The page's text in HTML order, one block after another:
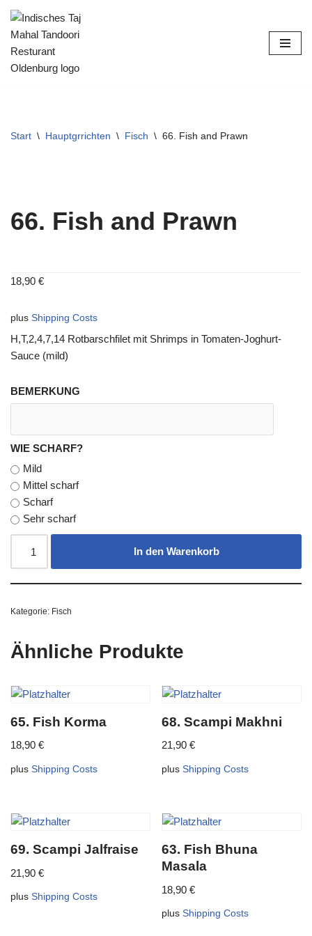
Zum
Inhalt
springen
Start \ Hauptgrrichten \ Fisch \ 66. Fish and Prawn
66. Fish and Prawn
18,90 €
plus Shipping Costs
H,T,2,4,7,14 Rotbarschfilet mit Shrimps in Tomaten-Joghurt-
Sauce (mild)
BEMERKUNG
WIE SCHARF?
Mild
Mittel scharf
Scharf
Sehr scharf
In den Warenkorb
Kategorie: Fisch
Ähnliche Produkte
65. Fish Korma
18,90 €
plus Shipping Costs
68. Scampi Makhni
21,90€
plusShipping Costs
69. Scampi Jalfraise
21,90 €
plus Shipping Costs
63. Fish Bhuna
Masala
18,90€
plusShipping Costs